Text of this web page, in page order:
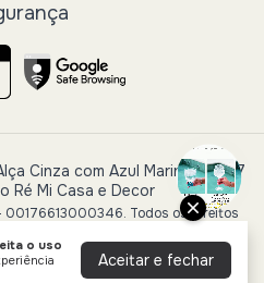
o uso
Aceitar e fechar
Cinza com Azul Marinho - 997
Ré Mi Casa e Decor
00176613000346. Todos os direitos